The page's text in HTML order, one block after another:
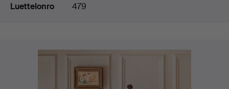
Luettelonro
479